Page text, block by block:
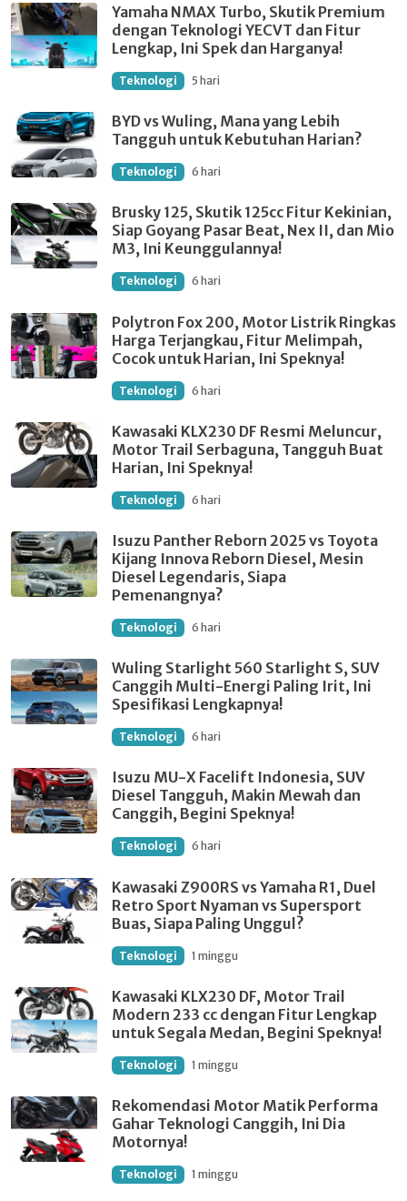
Yamaha NMAX Turbo, Skutik Premium
dengan Teknologi YECVT dan Fitur
Lengkap, Ini Spek dan Harganya!
Teknologi 5 hari
BYD vs Wuling, Mana yang Lebih
Tangguh untuk Kebutuhan Harian?
Teknologi 6 hari
Brusky 125, Skutik 125cc Fitur Kekinian,
Siap Goyang Pasar Beat, Nex II, dan Mio
M3, Ini Keunggulannya!
Teknologi 6 hari
Polytron Fox 200, Motor Listrik Ringkas
Harga Terjangkau, Fitur Melimpah,
Cocok untuk Harian, Ini Speknya!
Teknologi 6 hari
Kawasaki KLX230 DF Resmi Meluncur,
Motor Trail Serbaguna, Tangguh Buat
Harian, Ini Speknya!
Teknologi 6 hari
Isuzu Panther Reborn 2025 vs Toyota
Kijang Innova Reborn Diesel, Mesin
Diesel Legendaris, Siapa
Pemenangnya?
Teknologi 6 hari
Wuling Starlight 560 Starlight S, SUV
Canggih Multi-Energi Paling Irit, Ini
Spesifikasi Lengkapnya!
Teknologi 6 hari
Isuzu MU-X Facelift Indonesia, SUV
Diesel Tangguh, Makin Mewah dan
Canggih, Begini Speknya!
Teknologi 6 hari
Kawasaki Z900RS vs Yamaha R1, Duel
Retro Sport Nyaman vs Supersport
Buas, Siapa Paling Unggul?
Teknologi 1 minggu
Kawasaki KLX230 DF, Motor Trail
Modern 233 cc dengan Fitur Lengkap
untuk Segala Medan, Begini Speknya!
Teknologi 1 minggu
Rekomendasi Motor Matik Performa
Gahar Teknologi Canggih, Ini Dia
Motornya!
Teknologi 1 minggu